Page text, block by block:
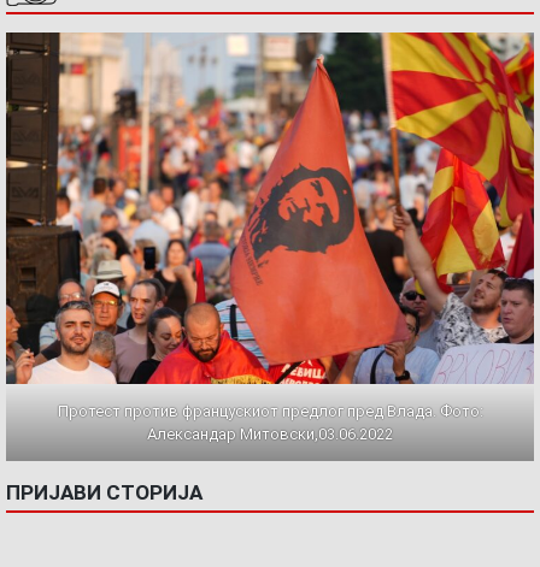
Протест против францускиот предлог пред Влада. Фото:
Александар Митовски,03.06.2022
ПРИЈАВИ СТОРИЈА